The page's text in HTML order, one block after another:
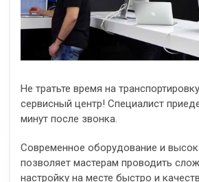
Не тратьте время на
сервисный центр! Специалист
минут после звонка.
Современное оборудование и
позволяет мастерам проводить
настройку на месте быстро и